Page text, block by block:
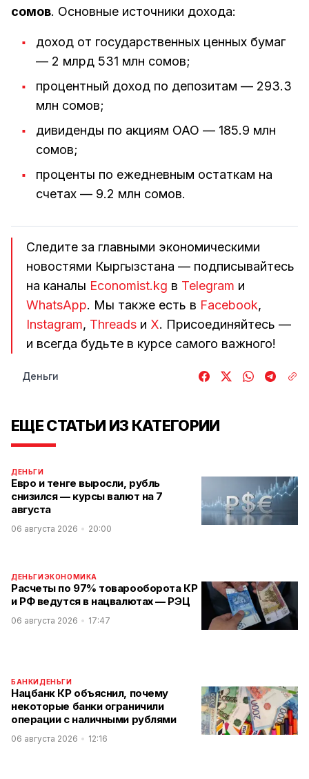
сомов. Основные источники дохода:
доход от государственных ценных бумаг
— 2 млрд 531 млн сомов;
процентный доход по депозитам — 293.3
млн сомов;
дивиденды по акциям ОАО — 185.9 млн
сомов;
проценты по ежедневным остаткам на
счетах — 9.2 млн сомов.
Следите за главными экономическими
новостями Кыргызстана — подписывайтесь
на каналы Economist.kg в Telegram и
WhatsApp. Мы также есть в Facebook,
Instagram, Threads и Х. Присоединяйтесь —
и всегда будьте в курсе самого важного!
Деньги
ЕЩЕ СТАТЬИ ИЗ КАТЕГОРИИ
ДЕНЬГИ
Евро и тенге выросли, рубль
снизился — курсы валют на 7
августа
06 августа 2026 20:00
ДЕНЬГИЭКОНОМИКА
Расчеты по 97% товарооборота КР
и РФ ведутся в нацвалютах — РЭЦ
06 августа 2026 17:47
БАНКИДЕНЬГИ
Нацбанк КР объяснил, почему
некоторые банки ограничили
операции с наличными рублями
06 августа 2026 12:16